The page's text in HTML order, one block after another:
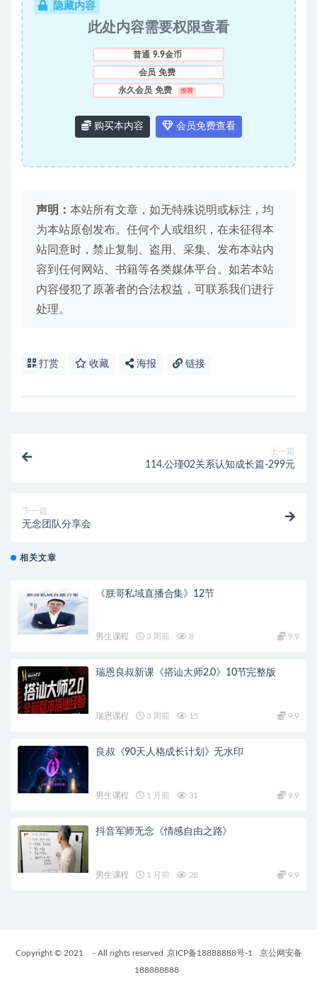
隐藏内容
此处内容需要权限查看
普通 9.9金币
会员 免费
永久会员 免费 推荐
购买本内容 会员免费查看
声明： 本站所有文章，如无特殊说明或标注，均
为本站原创发布。任何个人或组织，在未征得本
站同意时，禁止复制、盗用、采集、发布本站内
容到任何网站、书籍等各类媒体平台。如若本站
内容侵犯了原著者的合法权益，可联系我们进行
处理。
打赏 收藏 海报 链接
上一篇
114.公瑾02关系认知成长篇-299元
下一篇
无念团队分享会
相关文章
《朕哥私域直播合集》12节
男生课程 3 周前 8 9.9
瑞恩良叔新课《搭讪大师2.0》10节完整版
瑞恩课程 3 周前 15 9.9
良叔《90天人格成长计划》无水印
男生课程 1 月前 31 9.9
抖音军师无念《情感自由之路》
男生课程 1 月前 28 9.9
Copyright © 2021 - All rights reserved 京ICP备18888888号-1
京公网安备
188888888